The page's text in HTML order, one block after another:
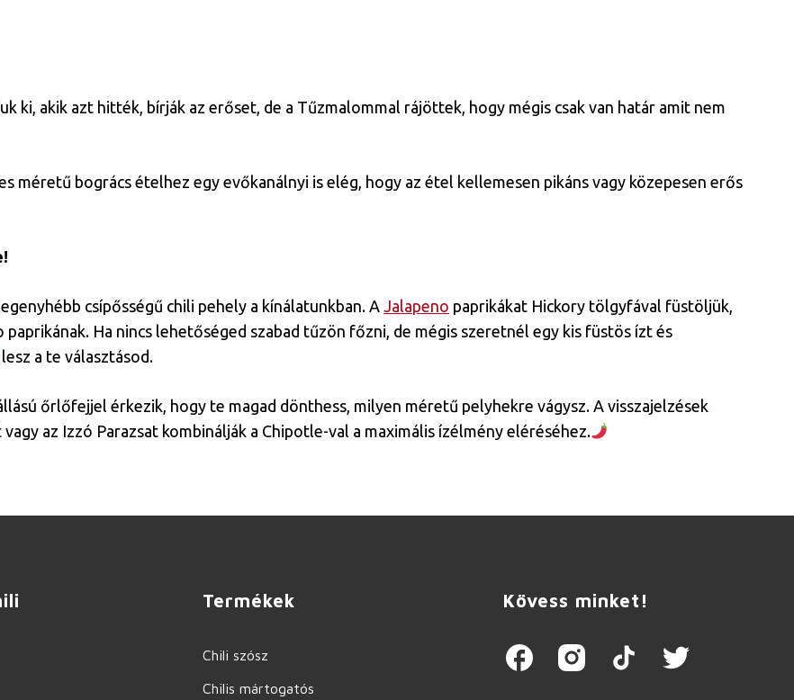
ki, akik azt hitték, bírják az erőset, de a Tűzmalommal rájöttek, hogy mégis csak van határ amit nem
méretű bogrács ételhez egy evőkanálnyi is elég, hogy az étel kellemesen pikáns vagy közepesen erős
csípősségű chili pehely a kínálatunkban. A Jalapeno paprikákat Hickory tölgyfával füstöljük,
Ha nincs lehetőséged szabad tűzön főzni, de mégis szeretnél egy kis füstös ízt és
lesz a te választásod.
őrlőfejjel érkezik, hogy te magad dönthess, milyen méretű pelyhekre vágysz. A visszajelzések
az Izzó Parazsat kombinálják a Chipotle-val a maximális ízélmény eléréséhez.
Termékek
Chili szósz
Chilis mártogatós
Kövess minket!